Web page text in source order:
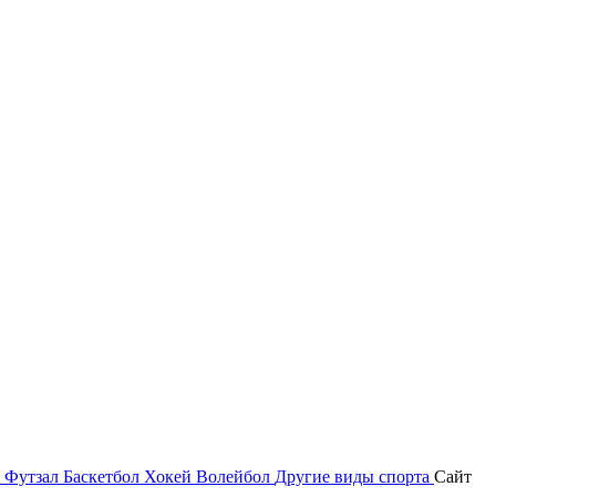
Футзал Баскетбол Хокей Волейбол Другие виды спорта Сайт